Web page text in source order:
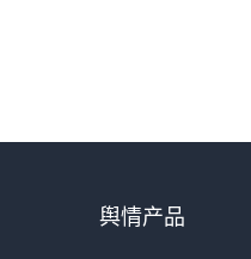
舆情产品